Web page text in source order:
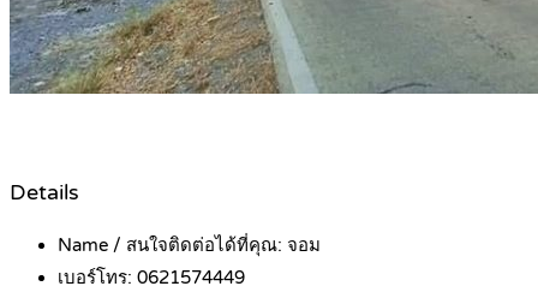
Details
Name / สนใจติดต่อได้ที่คุณ: จอม
เบอร์โทร: 0621574449